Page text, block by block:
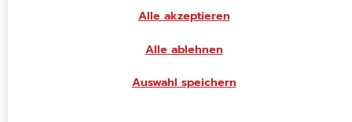
Mit Entscheidung der Abteilungsleiter-Runde (AL-
Runde) vom 09.02.2022 wurde eine Veränderung der
Einreichfristen für Projekt- und Änderungsanträge im
Digitalisierungsbudget genehmigt. Ab dem 01.03.2022
gilt damit eine neue Einreichfrist für Anträge von nun 3
Wochen vor einer AL-Runde.
Alle akzeptieren
Alle ablehnen
Auswahl speichern